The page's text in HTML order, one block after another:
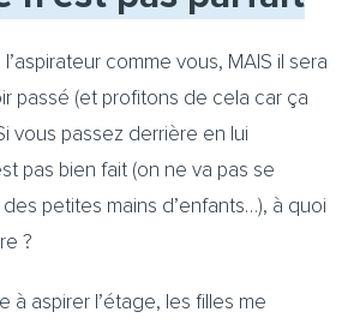
comme vous, MAIS il sera
passé (et profitons de cela car ça
vous passez derrière en lui
pas bien fait (on ne va pas se
petites mains d’enfants…), à quoi
?
à aspirer l’étage, les filles me